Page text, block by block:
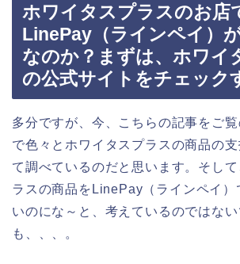
ホワイタスプラスのお店
LinePay（ラインペイ）
なのか？まずは、ホワイ
の公式サイトをチェック
多分ですが、今、こちらの記事をご
で色々とホワイタスプラスの商品の
て調べているのだと思います。そし
ラスの商品をLinePay（ラインペイ）
いのにな～と、考えているのではな
も、、、。